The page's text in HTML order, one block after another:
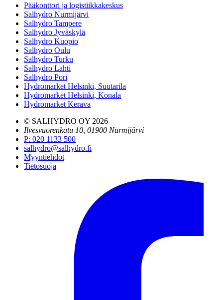
Pääkonttori ja logistiikkakeskus
Salhydro Nurmijärvi
Salhydro Tampere
Salhydro Jyväskylä
Salhydro Kuopio
Salhydro Oulu
Salhydro Turku
Salhydro Lahti
Salhydro Pori
Hydromarket Helsinki, Suutarila
Hydromarket Helsinki, Konala
Hydromarket Kerava
© SALHYDRO OY 2026
Ilvesvuorenkatu 10, 01900 Nurmijärvi
P: 020 1133 500
salhydro@salhydro.fi
Myyntiehdot
Tietosuoja